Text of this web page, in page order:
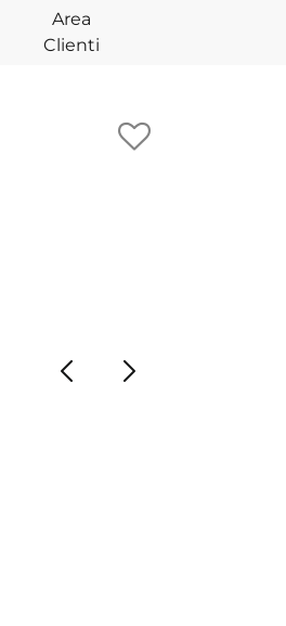
Area
Clienti